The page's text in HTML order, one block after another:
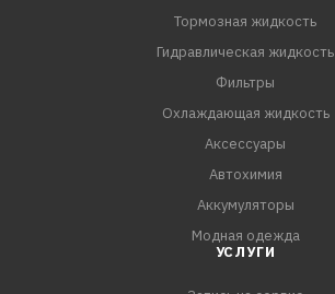
Тормозная жидкость
Гидравлическая жидкость
Фильтры
Охлаждающая жидкость
Аксессуары
Автохимия
Аккумуляторы
Модная одежда
УСЛУГИ